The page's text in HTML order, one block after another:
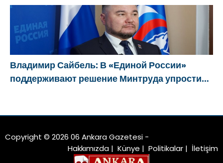
Владимир Сайбель: В «Единой России»
поддерживают решение Минтруда упростить
Copyright © 2026 06 Ankara Gazetesi -
Hakkımızda | Künye | Politikalar | İletişim